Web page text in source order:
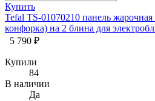
Купить
Tefal TS-01070210 панель
конфорка) на 2 блина для
5 790 ₽
Купили
84
В наличии
Да